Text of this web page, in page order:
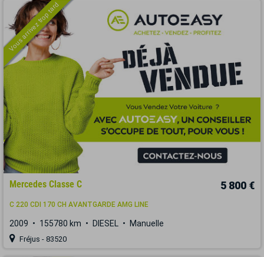
Vous arrivez trop tard
Mercedes Classe C 5 800 €
C 220 CDI 170 CH AVANTGARDE AMG LINE
2009 155780 km DIESEL Manuelle
Fréjus - 83520